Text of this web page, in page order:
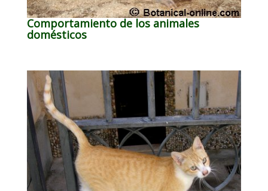
Comportamiento de los animales
domésticos